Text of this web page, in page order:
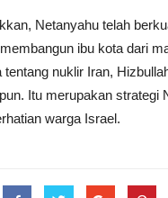
Netanyahu telah
ibu kota dari
tentang nuklir Iran,
Itu merupakan strategi
warga Israel.